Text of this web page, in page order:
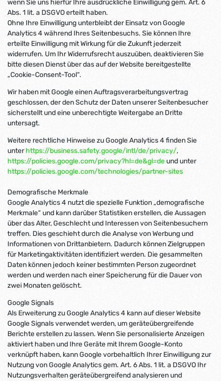
wenn Sie uns hierfür Ihre ausdrückliche Einwilligung gem. Art. 6
Abs. 1 lit. a DSGVO erteilt haben.
Ohne Ihre Einwilligung unterbleibt der Einsatz von Google
Analytics 4 während Ihres Seitenbesuchs. Sie können Ihre
erteilte Einwilligung mit Wirkung für die Zukunft jederzeit
widerrufen. Um Ihr Widerrufsrecht auszuüben, deaktivieren Sie
bitte diesen Dienst über das auf der Website bereitgestellte
„Cookie-Consent-Tool“.
Wir haben mit Google einen Auftragsverarbeitungsvertrag
geschlossen, der den Schutz der Daten unserer Seitenbesucher
sicherstellt und eine unberechtigte Weitergabe an Dritte
untersagt.
Weitere rechtliche Hinweise zu Google Analytics 4 finden Sie
unterhttps://business.safety.google/intl/de/privacy/,
https://policies.google.com/privacy?hl=de&gl=de und unter
https://policies.google.com/technologies/partner-sites
Demografische Merkmale
Google Analytics 4 nutzt die spezielle Funktion „demografische
Merkmale“ und kann darüber Statistiken erstellen, die Aussagen
über das Alter, Geschlecht und Interessen von Seitenbesuchern
treffen. Dies geschieht durch die Analyse von Werbung und
Informationen von Drittanbietern. Dadurch können Zielgruppen
für Marketingaktivitäten identifiziert werden. Die gesammelten
Daten können jedoch keiner bestimmten Person zugeordnet
werden und werden nach einer Speicherung für die Dauer von
zwei Monaten gelöscht.
Google Signals
Als Erweiterung zu Google Analytics 4 kann auf dieser Website
Google Signals verwendet werden, um geräteübergreifende
Berichte erstellen zu lassen. Wenn Sie personalisierte Anzeigen
aktiviert haben und Ihre Geräte mit Ihrem Google-Konto
verknüpft haben, kann Google vorbehaltlich Ihrer Einwilligung zur
Nutzung von Google Analytics gem. Art. 6 Abs. 1 lit. a DSGVO Ihr
Nutzungsverhalten geräteübergreifend analysieren und